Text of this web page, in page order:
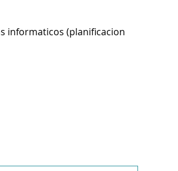
informaticos (planificacion